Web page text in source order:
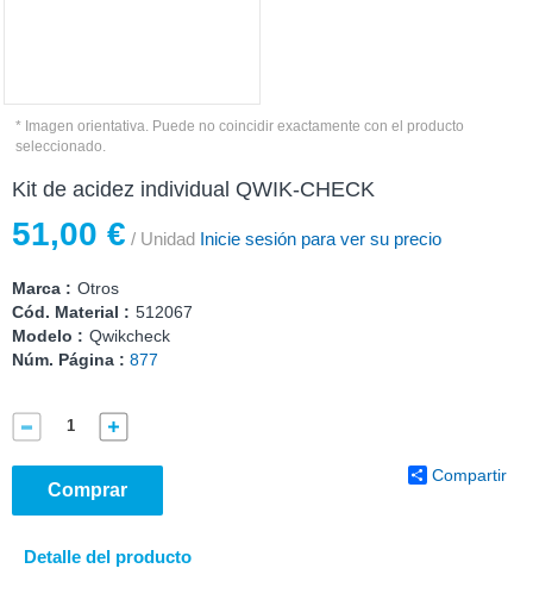
* Imagen orientativa. Puede no coincidir exactamente con el producto
seleccionado.
Kit de acidez individual QWIK-CHECK
51,00 € / Unidad Inicie sesión para ver su precio
Marca : Otros
Cód. Material : 512067
Modelo : Qwikcheck
Núm. Página : 877
Comprar
Compartir
Detalle del producto